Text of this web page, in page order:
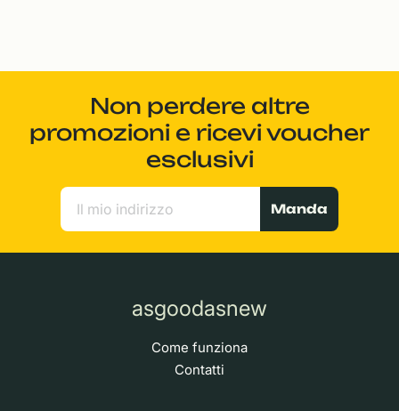
Non perdere altre
promozioni e ricevi voucher
esclusivi
Manda
asgoodasnew
Come funziona
Contatti